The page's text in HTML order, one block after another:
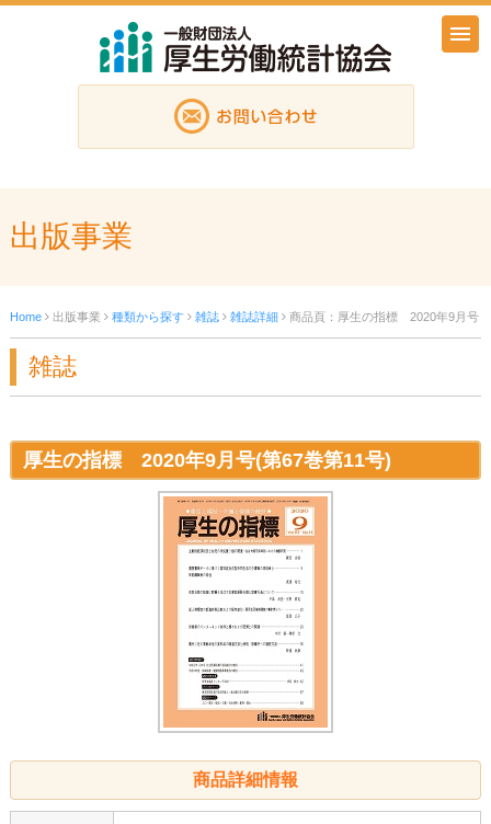
出版事業
Home 出版事業 種類から探す 雑誌 雑誌詳細 商品頁：厚生の指標 2020年9月号
雑誌
厚生の指標 2020年9月号(第67巻第11号)
商品詳細情報